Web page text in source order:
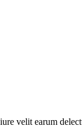
velit earum